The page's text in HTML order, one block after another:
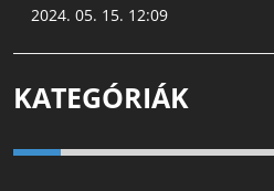
2024. 05. 15. 12:09
KATEGÓRIÁK